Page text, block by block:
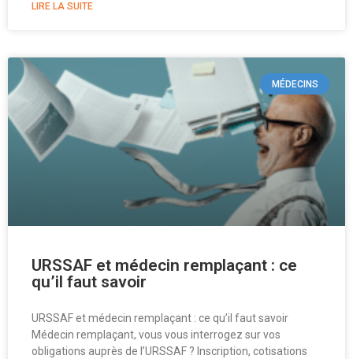
LIRE LA SUITE
MÉDECINS
URSSAF et médecin remplaçant : ce
qu’il faut savoir
URSSAF et médecin remplaçant : ce qu’il faut savoir
Médecin remplaçant, vous vous interrogez sur vos
obligations auprès de l’URSSAF ? Inscription, cotisations